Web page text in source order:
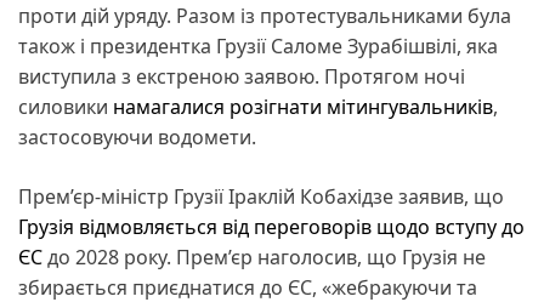
проти дій уряду. Разом із протестувальниками була
також і президентка Грузії Саломе Зурабішвілі, яка
виступила з екстреною заявою. Протягом ночі
силовики намагалися розігнати мітингувальників,
застосовуючи водомети.
Прем’єр-міністр Грузії Іраклій Кобахідзе заявив, що
Грузія відмовляється від переговорів щодо вступу до
ЄСдо 2028 року. Прем’єр наголосив, що Грузія не
збирається приєднатися до ЄС, «жебракуючи та